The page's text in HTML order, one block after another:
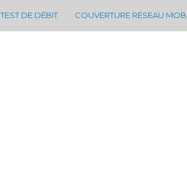
TEST DE DÉBIT COUVERTURE RÉSEAU